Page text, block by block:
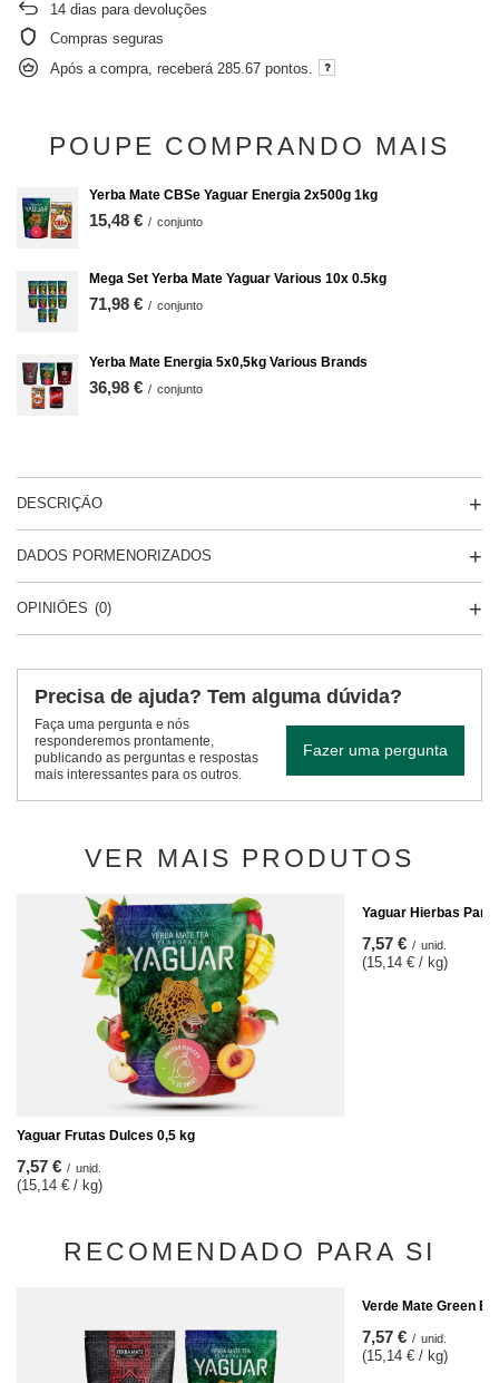
14 dias para devoluções
Compras seguras
Após a compra, receberá 285.67 pontos.
POUPE COMPRANDO MAIS
Yerba Mate CBSe Yaguar Energia 2x500g 1kg
15,48 € / conjunto
Mega Set Yerba Mate Yaguar Various 10x 0.5kg
71,98 € / conjunto
Yerba Mate Energia 5x0,5kg Various Brands
36,98 € / conjunto
DESCRIÇÃO
DADOS PORMENORIZADOS
OPINIÕES (0)
Precisa de ajuda? Tem alguma dúvida?
Faça uma pergunta e nós
responderemos prontamente,
publicando as perguntas e respostas
mais interessantes para os outros.
Fazer uma pergunta
VER MAIS PRODUTOS
Yaguar Frutas Dulces 0,5 kg
7,57 € / unid.
(15,14 € / kg)
Yaguar Hierbas
7,57 € / unid.
(15,14 € / kg)
RECOMENDADO PARA SI
Verde Mate Green
7,57 € / unid.
(15,14 € / kg)